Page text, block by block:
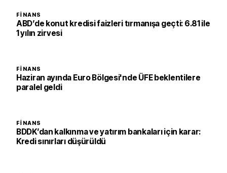
FINANS
ABD’de konut kredisi faizleri tırmanışa geçti: 6.81 ile
1 yılın zirvesi
FINANS
Haziran ayında Euro Bölgesi'nde ÜFE beklentilere
paralel geldi
FINANS
BDDK’dan kalkınma ve yatırım bankaları için karar:
Kredi sınırları düşürüldü